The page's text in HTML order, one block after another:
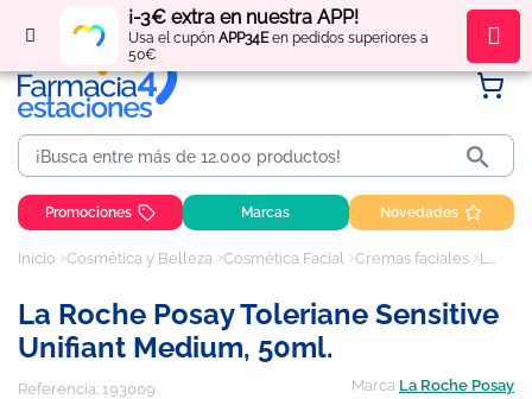
¡-3€ extra en nuestra APP!
Usa el cupón APP34Een pedidos superiores a
50€
Regístratey obténpuntos por tus compras

Promociones Marcas Novedades
Inicio Cosmética y Belleza Cosmética Facial Cremas faciales La Roche Posay Toleriane Sensitive Unifiant Medium, 50ml.
La Roche Posay Toleriane Sensitive
Unifiant Medium, 50ml.
Referencia: 193009 Marca La Roche Posay